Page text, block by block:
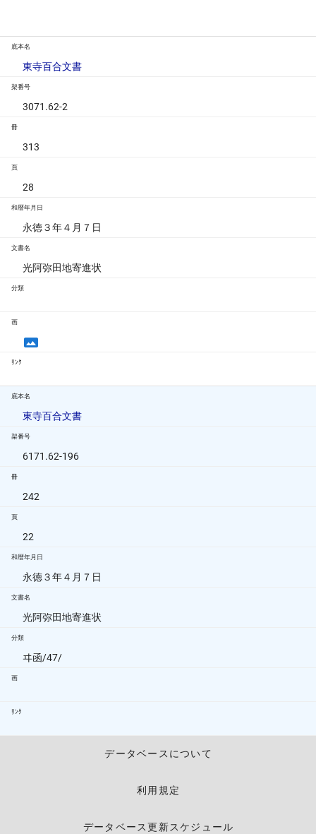
底本名
東寺百合文書
架番号
3071.62-2
冊
313
頁
28
和暦年月日
永徳３年４月７日
文書名
光阿弥田地寄進状
分類
画
ﾘﾝｸ
底本名
東寺百合文書
架番号
6171.62-196
冊
242
頁
22
和暦年月日
永徳３年４月７日
文書名
光阿弥田地寄進状
分類
ヰ函/47/
画
ﾘﾝｸ
データベースについて
利用規定
データベース更新スケジュール